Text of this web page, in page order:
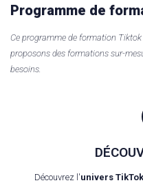
Programme de
Ce programme de formation
proposons des formations sur-
besoins.
Découvrez l'univers TikTok